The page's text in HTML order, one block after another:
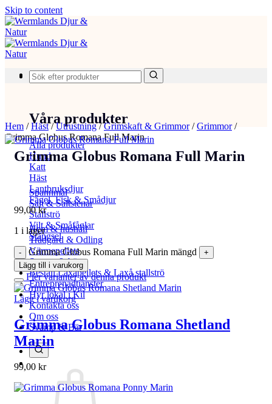
Skip to content
Produkter
Våra produkter
Alla produkter
Hund
Katt
Häst
Lantbruksdjur
Fågel, Fisk & Smådjur
Spannmål
Salt & Saltstenar
Stallströ
Vilt & Småfåglar
Stängsel
Hem & hushåll
Trädgård & Odling
Värmepellets
Svamp & bär
Beställ Laxåpellets & Laxå stallströ
Entreprenadtjänster
Hyr lokal i Kil
Kontakta oss
Om oss
Svamp & Bär
Hem /Häst/Utrustning/Grimskaft & Grimmor/Grimmor/
Grimma Globus Romana Full Marin
Grimma Globus Romana Full Marin
99,00kr
1 i lager
Grimma Globus Romana Full Marin mängd
Lägg till i varukorg
Fler varianter av denna produkt
Lägg i varukorg
Grimma Globus Romana Shetland
Marin
99,00 kr